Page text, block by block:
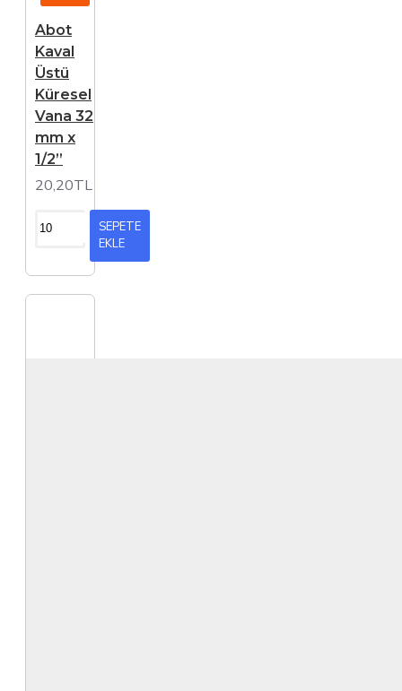
Abot
Kaval
Üstü
Küresel
Vana 32
mm x
1/2”
20,20TL
SEPETE
EKLE